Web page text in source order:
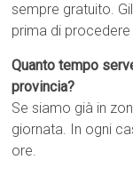
sempre gratuito.
prima di procedere
Quanto tempo
provincia?
Se siamo già in
giornata. In ogni
ore.